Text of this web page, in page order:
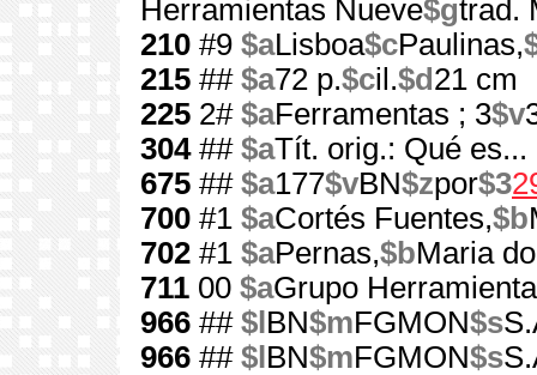
Herramientas Nueve$gtrad.
210 #9 $aLisboa$cPaulinas,
215 ## $a72 p.$cil.$d 21 cm
225 2# $aFerramentas ; 3$v
304## $aTít. orig.: Qué es...
675 ## $a177$vBN$zpor$3
700 #1 $aCortés Fuentes,$b
702 #1 $aPernas,$bMaria
711 00 $aGrupo
966 ## $l BN$mFGMON$s
966 ## $l BN$mFGMON$s